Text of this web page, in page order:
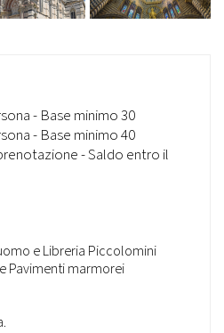
- Base minimo 30
- Base minimo 40
- Saldo entro il
e Libreria Piccolomini
Pavimenti marmorei